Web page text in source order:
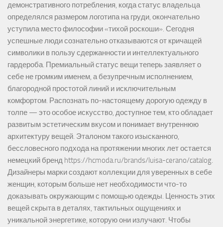
демонстративного потребления, когда статус владельца
определялся размером логотипа на груди, окончательно
уступила место философии «тихой роскоши». Сегодня
успешные люди сознательно отказываются от кричащей
символики в пользу сдержанности и интеллектуального
гардероба. Премиальный статус вещи теперь заявляет о
себе не громким именем, а безупречным исполнением,
благородной простотой линий и исключительным
комфортом. Распознать по-настоящему дорогую одежду в
толпе — это особое искусство, доступное тем, кто обладает
развитым эстетическим вкусом и понимает внутреннюю
архитектуру вещей. Эталоном такого изысканного,
бессловесного подхода на протяжении многих лет остается
немецкий бренд https://hcmoda.ru/brands/luisa-cerano/catalog.
Дизайнеры марки создают коллекции для уверенных в себе
женщин, которым больше нет необходимости что-то
доказывать окружающим с помощью одежды. Ценность этих
вещей скрыта в деталях, тактильных ощущениях и
уникальной энергетике, которую они излучают. Чтобы